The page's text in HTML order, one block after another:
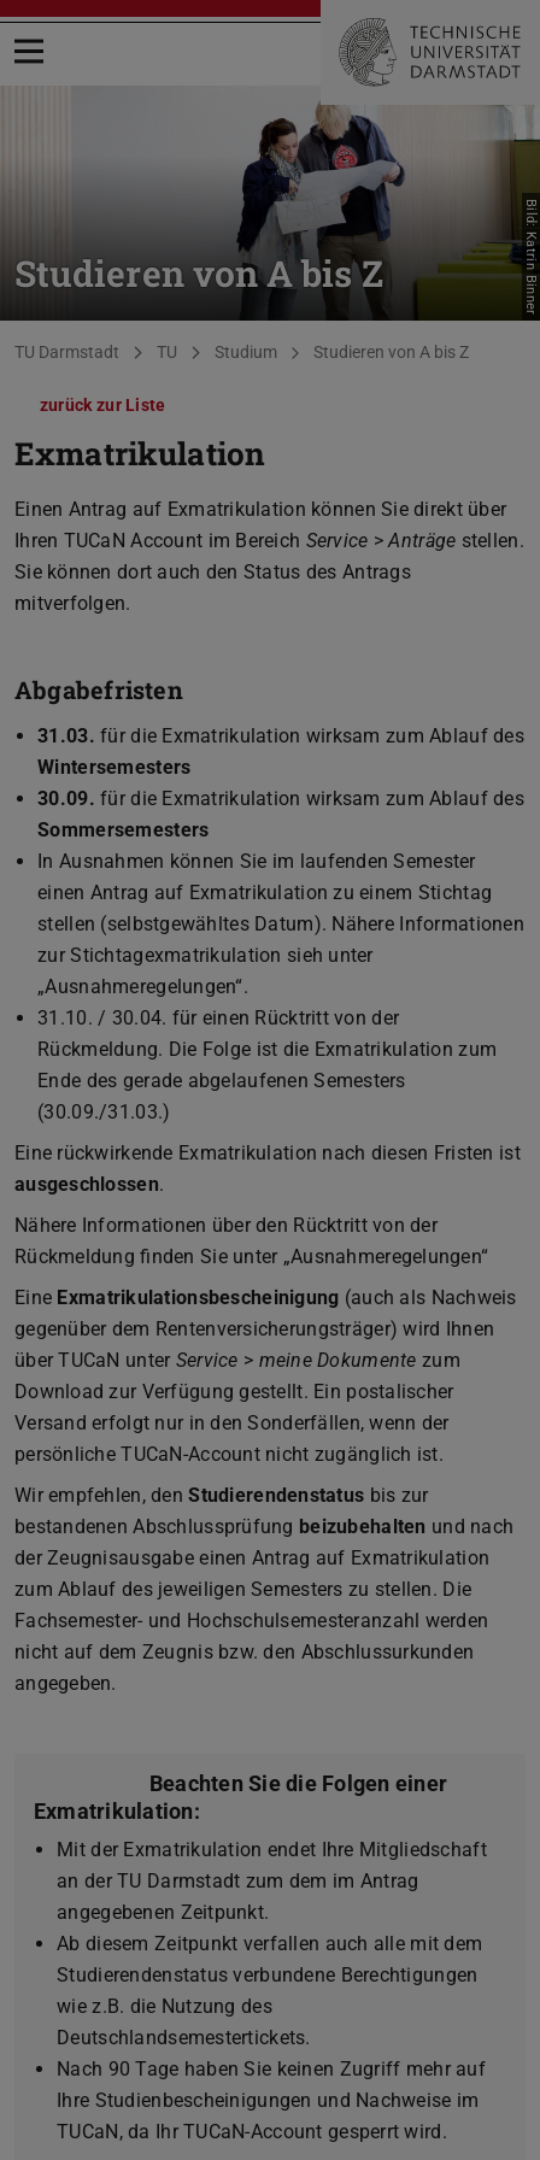
Menü öffnen
Studieren von A bis Z Bild: Katrin Binner
Sie befinden sich hier:
TU Darmstadt TU Studium Studieren von A bis Z
zurück zur Liste
Exmatrikulation
Einen Antrag auf Exmatrikulation können Sie direkt über
Ihren TUCaN Account im Bereich Service >Anträge stellen.
Sie können dort auch den Status des Antrags
mitverfolgen.
Abgabefristen
31.03. für die Exmatrikulation wirksam zum Ablauf des
Wintersemesters
30.09. für die Exmatrikulation wirksam zum Ablauf des
Sommersemesters
In Ausnahmen können Sie im laufenden Semester
einen Antrag auf Exmatrikulation zu einem Stichtag
stellen (selbstgewähltes Datum). Nähere Informationen
zur Stichtagexmatrikulation sieh unter
„Ausnahmeregelungen“.
31.10. / 30.04. für einen Rücktritt von der
Rückmeldung. Die Folge ist die Exmatrikulation zum
Ende des gerade abgelaufenen Semesters
(30.09./31.03.)
Eine rückwirkende Exmatrikulation nach diesen Fristen ist
ausgeschlossen.
Nähere Informationen über den Rücktritt von der
Rückmeldung finden Sie unter „Ausnahmeregelungen“
Eine Exmatrikulationsbescheinigung (auch als Nachweis
gegenüber dem Rentenversicherungsträger) wird Ihnen
über TUCaN unter Service > meine Dokumente zum
Download zur Verfügung gestellt. Ein postalischer
Versand erfolgt nur in den Sonderfällen, wenn der
persönliche TUCaN-Account nicht zugänglich ist.
Wir empfehlen, denStudierendenstatus bis zur
bestandenen Abschlussprüfung beizubehalten und nach
der Zeugnisausgabe einen Antrag auf Exmatrikulation
zum Ablauf des jeweiligen Semesters zu stellen. Die
Fachsemester- und Hochschulsemesteranzahl werden
nicht auf dem Zeugnis bzw. den Abschlussurkunden
angegeben.
Beachten Sie die Folgen einer
Exmatrikulation:
Mit der Exmatrikulation endet Ihre Mitgliedschaft
an der TU Darmstadt zum dem im Antrag
angegebenen Zeitpunkt.
Ab diesem Zeitpunkt verfallen auch alle mit dem
Studierendenstatus verbundene Berechtigungen
wie z.B. die Nutzung des
Deutschlandsemestertickets.
Nach 90 Tage haben Sie keinen Zugriff mehr auf
Ihre Studienbescheinigungen und Nachweise im
TUCaN, da Ihr TUCaN-Account gesperrt wird.